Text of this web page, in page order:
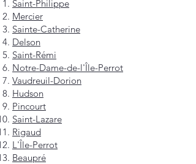
Saint-Philippe
Mercier
Sainte-Catherine
Delson
Saint-Rémi
Notre-Dame-de-l'Île-Perrot
Vaudreuil-Dorion
Hudson
Pincourt
Saint-Lazare
Rigaud
L'Île-Perrot
Beaupré